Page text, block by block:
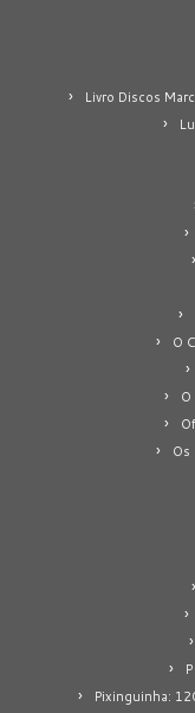
Livro Discos
O
Os
Pixinguinha: